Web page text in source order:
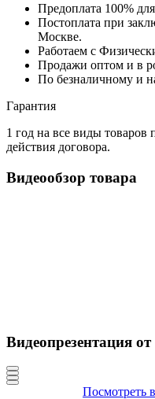
Предоплата 100%
Постоплата при
Москве.
Работаем с
Продажи оптом и в
По безналичному и
Гарантия
1 год на все виды
действия договора.
Видеообзор товара
Видеопрезентация
Посмотреть